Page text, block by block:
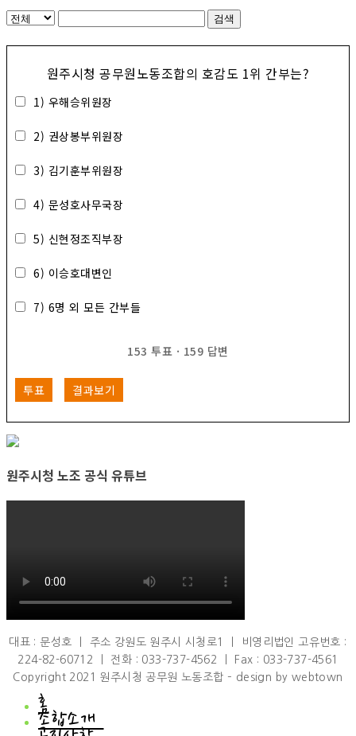
검색
원주시청 공무원노동조합의 호감도 1위 간부는?
1) 우해승위원장
2) 권상봉부위원장
3) 김기훈부위원장
4) 문성호사무국장
5) 신현정조직부장
6) 이승호대변인
7) 6명 외 모든 간부들
153 투표 · 159 답변
투표 결과보기
원주시청 노조 공식 유튜브
대표 : 문성호 ㅣ 주소 강원도 원주시 시청로1 ㅣ 비영리법인 고유번호 :
224-82-60712 ㅣ 전화 : 033-737-4562 ㅣ Fax : 033-737-4561
Copyright 2021 원주시청 공무원 노동조합 – design by webtown
홈
조합소개